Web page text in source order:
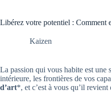
Libérez votre potentiel : Comment
Kaizen
La passion qui vous habite est une
intérieure, les frontières de vos
d’art*, et c’est à vous qu’il